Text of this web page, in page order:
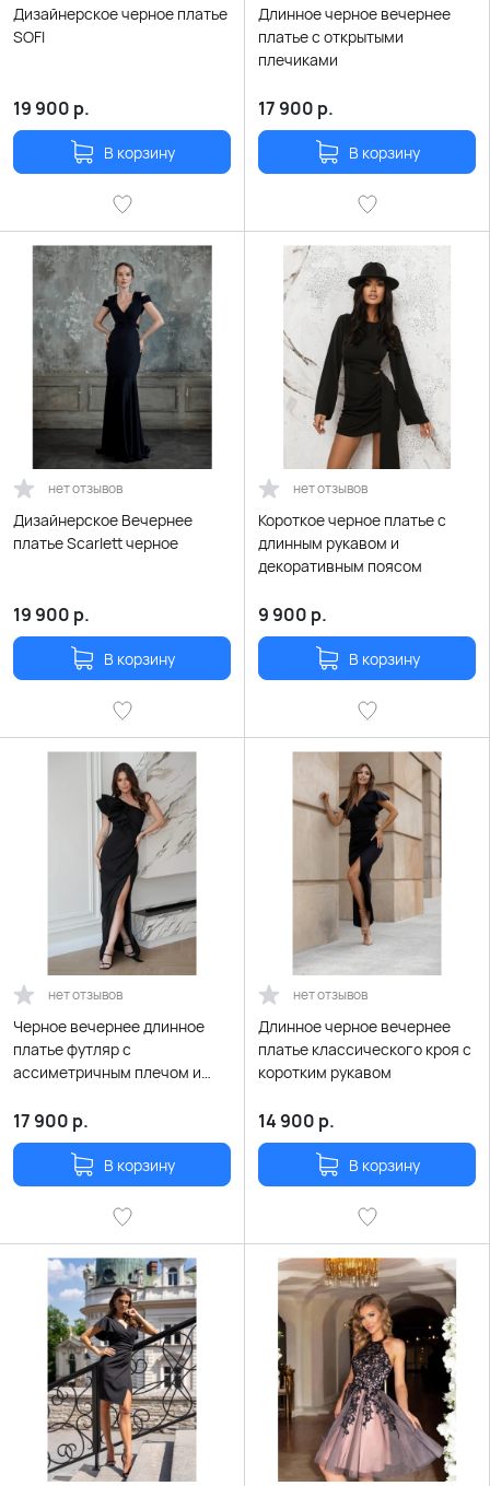
Дизайнерское черное платье
SOFI
19 900 р.
В корзину
Длинное черное вечернее
платье с открытыми
плечиками
17 900 р.
В корзину
нет отзывов
Дизайнерское Вечернее
платье Scarlett черное
19 900 р.
В корзину
нет отзывов
Короткое черное платье с
длинным рукавом и
декоративным поясом
9 900 р.
В корзину
нет отзывов
Черное вечернее длинное
платье футляр с
ассиметричным плечом и
17 900 р.
В корзину
нет отзывов
Длинное черное вечернее
платье классического кроя с
коротким рукавом
14 900 р.
В корзину